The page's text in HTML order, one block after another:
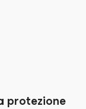
protezione